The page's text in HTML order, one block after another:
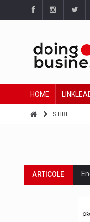
HOME
STIRI
ARTICOLE